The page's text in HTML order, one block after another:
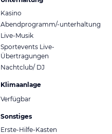
Kasino
Abendprogramm/-unterhaltung
Live-Musik
Sportevents Live-
Übertragungen
Nachtclub/ DJ
Klimaanlage
Verfügbar
Sonstiges
Erste-Hilfe-Kasten